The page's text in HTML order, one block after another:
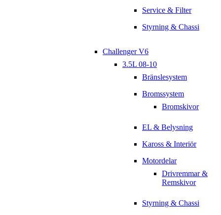
Service & Filter
Styrning & Chassi
Challenger V6
3.5L 08-10
Bränslesystem
Bromssystem
Bromskivor
EL & Belysning
Kaross & Interiör
Motordelar
Drivremmar &
Remskivor
Styrning & Chassi